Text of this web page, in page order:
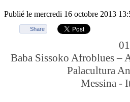
Publié le mercredi 16 octobre 2013
Share
Baba Sissoko Afroblues –
Palacultura
Messina -